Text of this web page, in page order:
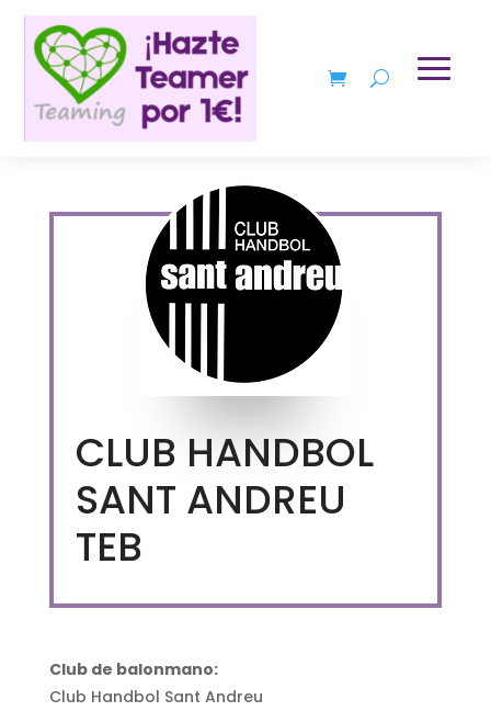
CLUB HANDBOL
SANT ANDREU
TEB
Club de balonmano:
Club Handbol Sant Andreu